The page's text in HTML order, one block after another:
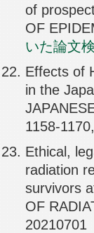
of
OF
いた論文
Effects of
in the
1158-
Ethical,
radiation
survivors
OF
20210701